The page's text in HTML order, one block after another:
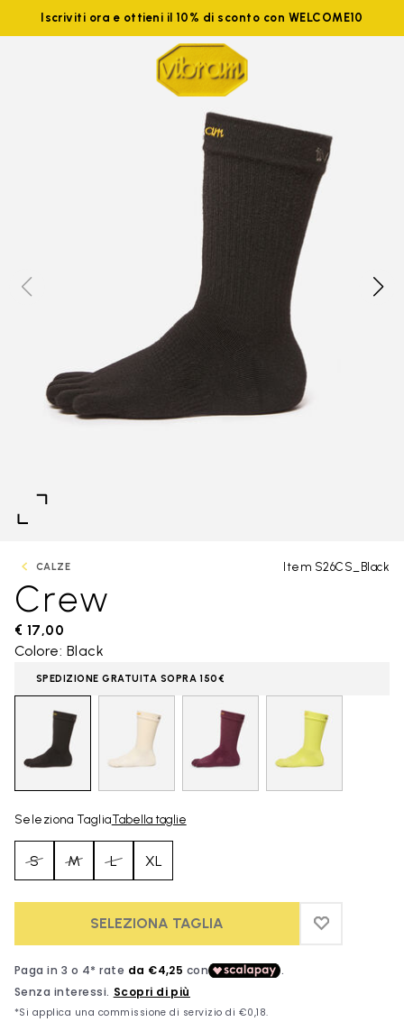
Iscriviti ora e ottieni il 10% di sconto con WELCOME10
CALZE Item S26CS_Black
Crew
€ 17,00
Colore: Black
SPEDIZIONE GRATUITA SOPRA 150€
Seleziona TagliaTabella taglie
S M L XL
SELEZIONA TAGLIA ADD TO
ADD TO